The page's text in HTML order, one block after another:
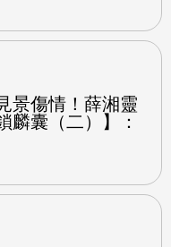
景傷情！薛湘靈
麟囊（二）】：